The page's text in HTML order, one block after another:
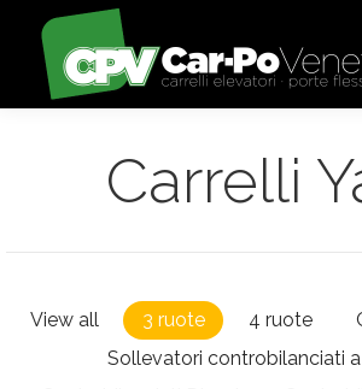
Carrelli
View all 3 ruote 4 ruote
Sollevatori controbilanciati